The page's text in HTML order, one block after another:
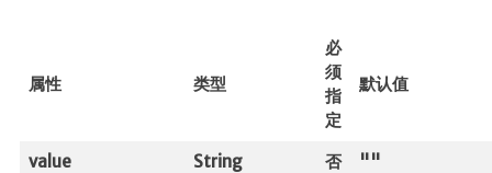
属性 类型
必
须
指
定
默认值
value String 否 ""